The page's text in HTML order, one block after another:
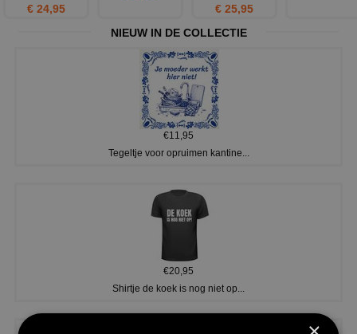
€ 24,95
€ 25,95
NIEUW IN DE COLLECTIE
€11,95
Tegeltje voor opruimen kantine...
€20,95
Shirtje de koek is nog niet op...